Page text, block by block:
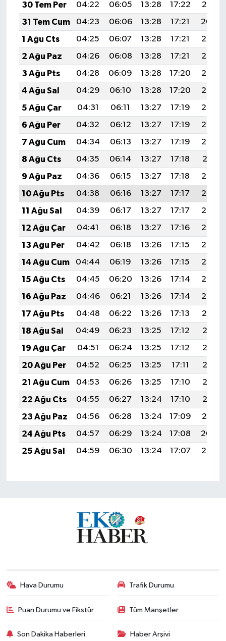
30 Tem Per
04:22 06:05 13:28 17:22
20:41
31 Tem Cum
04:23 06:06 13:28 17:21
20:40
1 Ağu Cts
04:25 06:07 13:28 17:21
20:39
2 Ağu Paz
04:26 06:08 13:28 17:21
20:38
3 Ağu Pts
04:28 06:09 13:28 17:20
20:36
4 Ağu Sal
04:29 06:10 13:28 17:20
20:35
5 Ağu Çar
04:31 06:11 13:27 17:19
20:34
6 Ağu Per
04:32 06:12 13:27 17:19
20:33
7 Ağu Cum
04:34 06:13 13:27 17:19
20:32
8 Ağu Cts
04:35 06:14 13:27 17:18
20:31
9 Ağu Paz
04:36 06:15 13:27 17:18
20:29
10 Ağu Pts
04:38 06:16 13:27 17:17
20:28
11 Ağu Sal
04:39 06:17 13:27 17:17
20:27
12 Ağu Çar
04:41 06:18 13:27 17:16
20:26
13 Ağu Per
04:42 06:18 13:26 17:15
20:24
14 Ağu Cum
04:44 06:19 13:26 17:15
20:23
15 Ağu Cts
04:45 06:20 13:26 17:14
20:22
16 Ağu Paz
04:46 06:21 13:26 17:14
20:20
17 Ağu Pts
04:48 06:22 13:26 17:13
20:19
18 Ağu Sal
04:49 06:23 13:25 17:12
20:18
19 Ağu Çar
04:51 06:24 13:25 17:12
20:16
20 Ağu Per
04:52 06:25 13:25 17:11
20:15
21 Ağu Cum
04:53 06:26 13:25 17:10
20:13
22 Ağu Cts
04:55 06:27 13:24 17:10
20:12
23 Ağu Paz
04:56 06:28 13:24 17:09
20:10
24 Ağu Pts
04:57 06:29 13:24 17:08
20:09
25 Ağu Sal
04:59 06:30 13:24 17:07 20:07
Hava Durumu Trafik Durumu
Puan Durumu ve Fikstür Tüm Manşetler
Son Dakika Haberleri Haber Arşivi